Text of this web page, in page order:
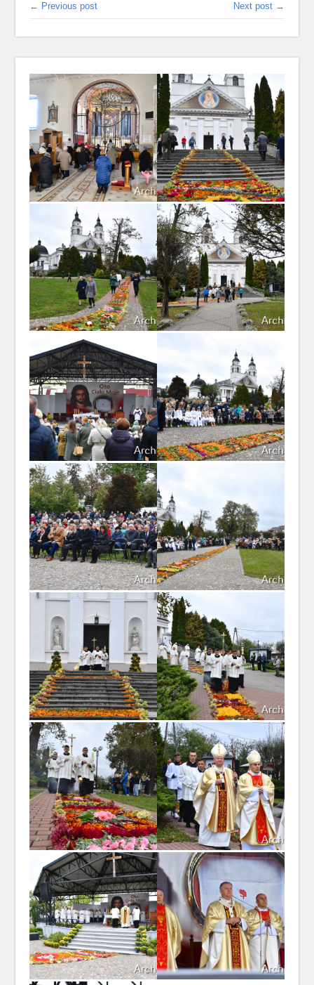
← Previous post Next post →